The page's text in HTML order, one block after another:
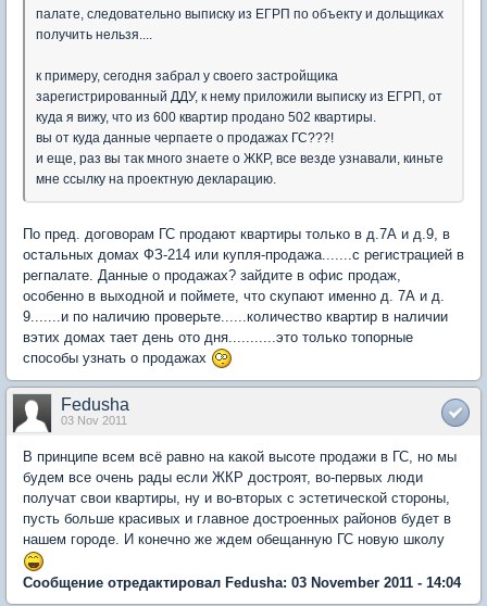
палате, следовательно выписку из ЕГРП по объекту и дольщиках
получить нельзя....
к примеру, сегодня забрал у своего застройщика
зарегистрированный ДДУ, к нему приложили выписку из ЕГРП, от
куда я вижу, что из 600 квартир продано 502 квартиры.
вы от куда данные черпаете о продажах ГС???!
и еще, раз вы так много знаете о ЖКР, все везде узнавали, киньте
мне ссылку на проектную декларацию.
По пред. договорам ГС продают квартиры только в д.7А и д.9, в
остальных домах ФЗ-214 или купля-продажа.......с регистрацией в
регпалате. Данные о продажах? зайдите в офис продаж,
особенно в выходной и поймете, что скупают именно д. 7А и д.
9.......и по наличию проверьте......количество квартир в наличии
вэтих домах тает день ото дня...........это только топорные
способы узнать о продажах
Fedusha
03 Nov 2011
В принципе всем всё равно на какой высоте продажи в ГС, но мы
будем все очень рады если ЖКР достроят, во-первых люди
получат свои квартиры, ну и во-вторых с эстетической стороны,
пусть больше красивых и главное достроенных районов будет в
нашем городе. И конечно же ждем обещанную ГС новую школу
Сообщение отредактировал Fedusha: 03 November 2011 - 14:04